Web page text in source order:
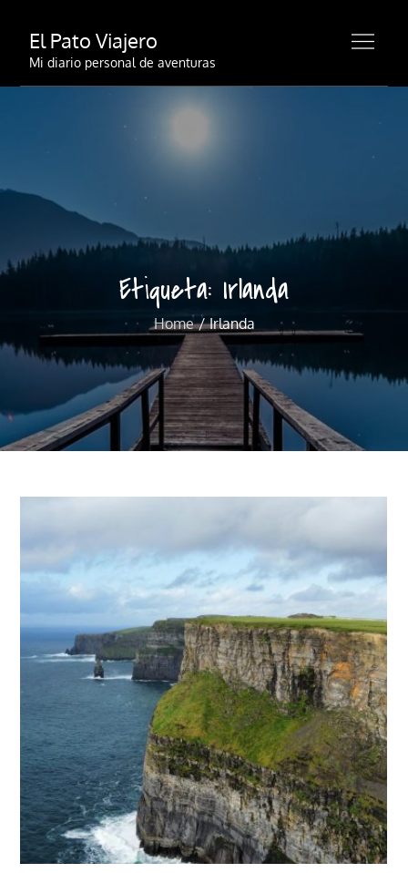
content
El Pato Viajero
Mi diario personal de aventuras
Etiqueta: Irlanda
Home Irlanda